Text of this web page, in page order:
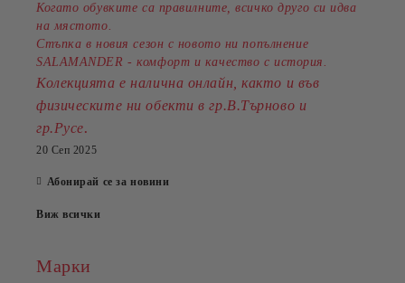
Когато обувките са правилните, всичко друго си идва
на мястото.
Стъпка в новия сезон с новото ни попълнение
SALAMANDER - комфорт и качество с история.
Колекцията е налична онлайн, както и във
физическите ни обекти в гр.В.Търново и
гр.Русе.
20 Сеп 2025
Абонирай се за новини
Виж всички
Марки